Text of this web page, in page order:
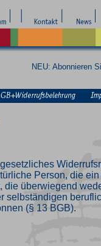
NEU: Abonnieren
Person, die
die überwiegend
selbständigen
(§ 13 BGB).